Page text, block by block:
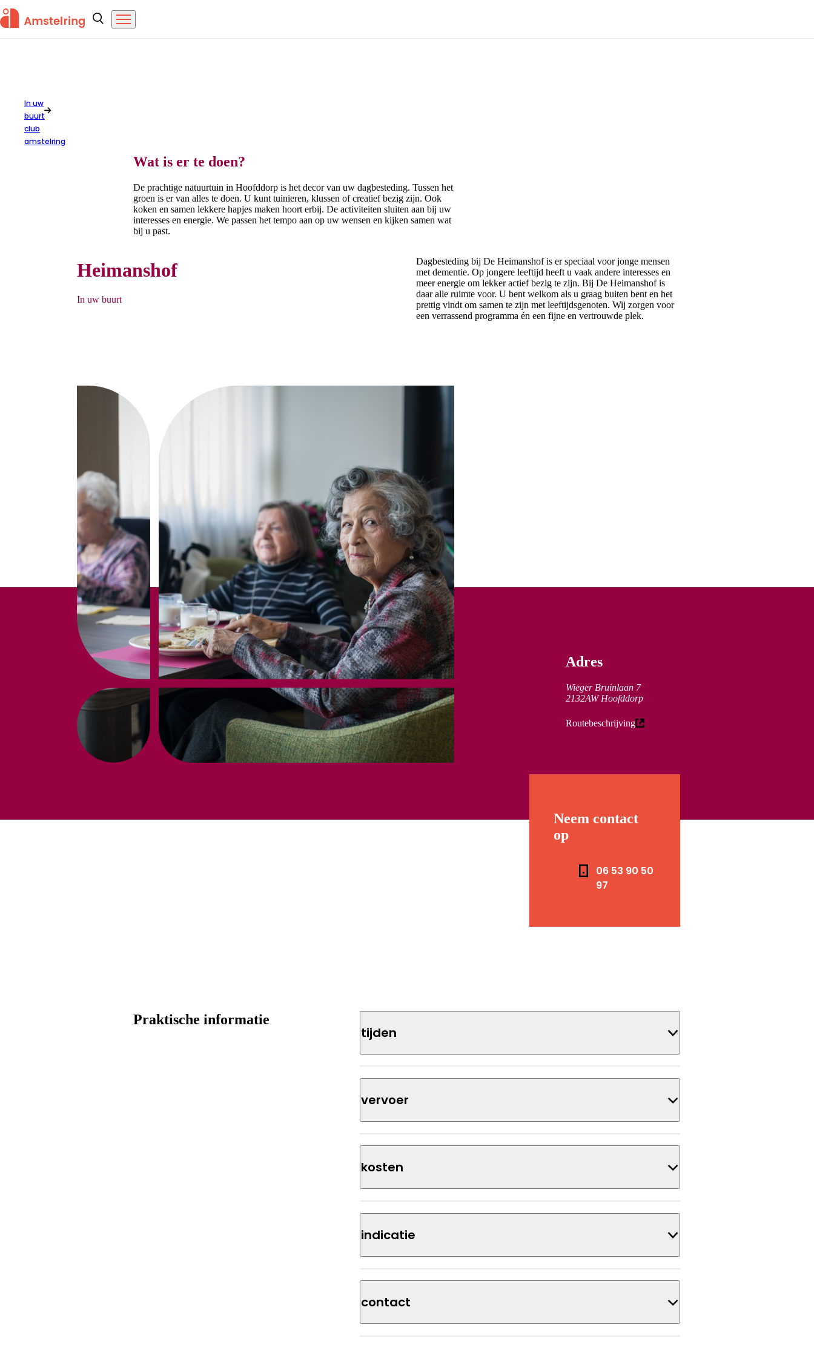
Overslaan en naar de inhoud gaan
Amstelring
ZoekenMenu
In uw
buurt
club
amstelring
Heimanshof
Heimanshof
In uw buurt
Dagbesteding bij De Heimanshof is er speciaal voor jonge mensen
met dementie. Op jongere leeftijd heeft u vaak andere interesses en
meer energie om lekker actief bezig te zijn. Bij De Heimanshof is
daar alle ruimte voor. U bent welkom als u graag buiten bent en het
prettig vindt om samen te zijn met leeftijdsgenoten. Wij zorgen voor
een verrassend programma én een fijne en vertrouwde plek.
Adres
Wieger Bruinlaan 7
2132AW Hoofddorp
Routebeschrijving
(externe link)
Wat is er te doen?
De prachtige natuurtuin in Hoofddorp is het decor van uw dagbesteding. Tussen het
groen is er van alles te doen. U kunt tuinieren, klussen of creatief bezig zijn. Ook
koken en samen lekkere hapjes maken hoort erbij. De activiteiten sluiten aan bij uw
interesses en energie. We passen het tempo aan op uw wensen en kijken samen wat
bij u past.
Neem contact
op
Telefoonnummer
06 53 90 50
97
Praktische informatie
Tijden
Vervoer
Kosten
Indicatie
Contact